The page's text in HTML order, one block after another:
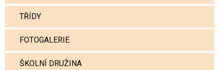
TŘÍDY
FOTOGALERIE
ŠKOLNÍ DRUŽINA